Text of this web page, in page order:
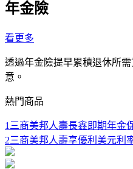
年金險
看更多
透過年金險提早累積退休所
意。
熱門商品
1 三商美邦人壽長鑫即期年金
2三商美邦人壽享優利美元利